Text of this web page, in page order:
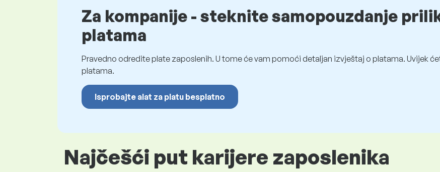
Za kompanije - steknite samopouzdanje
platama
Pravedno odredite plate zaposlenih. U tome će vam pomoći detaljan izvještaj o platama. Uvijek
platama.
Isprobajte alat za platu besplatno
Najčešći put karijere zaposlenika